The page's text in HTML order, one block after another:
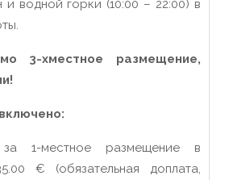
и водной горки (10:00 – 22:00) в
3-хместное размещение,
включено:
1-местное размещение в
€ (обязательная доплата,